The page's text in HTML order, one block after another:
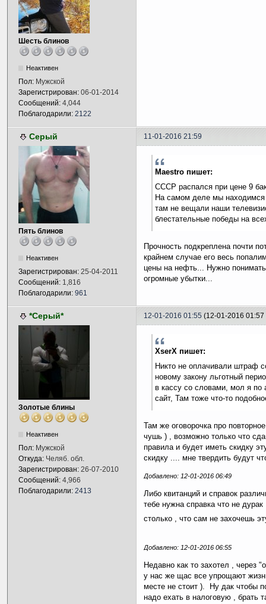
Шесть блинов
Неактивен
Пол: Мужской
Зарегистрирован: 06-01-2014
Сообщений: 4,044
Поблагодарили: 2122
Серый 11-01-2016 21:59
Пять блинов
Неактивен
Зарегистрирован: 25-04-2011
Сообщений: 1,816
Поблагодарили: 961
Maestro пишет:
СССР распался при цене 9
На самом деле мы находимся
там не вещали наши
блестательные победы на
Прочность подкреплена почти
крайнем случае его весь
цены на нефть... Нужно
огромные убытки...
*Серый* 12-01-2016 01:55 (12-01-2016
Золотые блины
Неактивен
Пол: Мужской
Откуда: Челяб. обл.
Зарегистрирован: 26-07-2010
Сообщений: 4,966
Поблагодарили: 2413
XserX пишет:
Никто не оплачивали штраф
новому закону льготный
в кассу со словами, мол я по
сайт, Там тоже что-то
Там же оговорочка про
чушь ) , возможно только что
правила и будет иметь скидку
скидку .... мне твердить будут
Добавлено: 12-01-2016 06:49
Либо квитанций и справок
тебе нужна справка что не
столько , что сам не захочешь
Добавлено: 12-01-2016 06:55
Недавно как то захотел , через
у нас же щас все упрощают
месте не стоит ). Ну дак чтобы
надо ехать в налоговую , брать